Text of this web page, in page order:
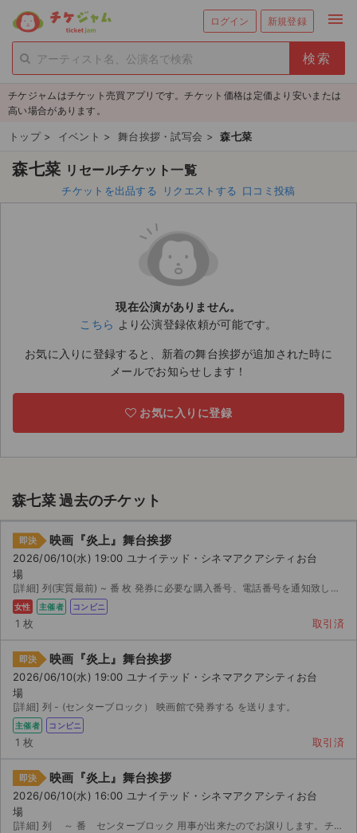
ログイン 新規登録 menu
person_add 新規会員登録
チケットを探す
新着チケット
値下げしたチケット
都道府県からチケットを探す
チケットのリクエスト一覧
ライブ・コンサート（国内）
スポーツ
ご利用ガイド
ご利用ガイド
手数料・お支払い方法
よくある質問
お知らせ
チケジャムはチケット売買アプリです。チケット価格は定価より安いまたは
高い場合があります。
トップ > イベント > 舞台挨拶・試写会 > 森七菜
森七菜 リセールチケット一覧
チケットを出品する リクエストする 口コミ投稿
現在公演がありません。
こちら より公演登録依頼が可能です。
お気に入りに登録すると、新着の舞台挨拶が追加された時に
メールでお知らせします！
お気に入りに登録
森七菜 過去のチケット
即決 映画『炎上』舞台挨拶
2026/06/10(水) 19:00 ユナイテッド・シネマアクアシティお台
場
[詳細] 列(実質最前) ~ 番 枚 発券に必要な購入番号、電話番号を通知致しますので、ご自身...
女性 主催者 コンビニ
1 枚 取引済
即決 映画『炎上』舞台挨拶
2026/06/10(水) 19:00 ユナイテッド・シネマアクアシティお台
場
[詳細] 列 - (センターブロック） 映画館で発券する を送ります。
主催者 コンビニ
1 枚 取引済
即決 映画『炎上』舞台挨拶
2026/06/10(水) 16:00 ユナイテッド・シネマアクアシティお台
場
[詳細] 列 ～ 番 センターブロック 用事が出来たのでお譲りします。チケットは入場口で引き取れる...